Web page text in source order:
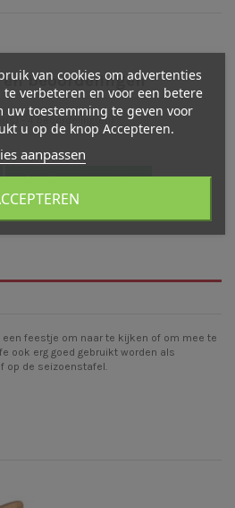
beoordelingen
beoordeling(en)
Schrijf een beoordeling
feestje om naar te kijken of om mee te
ook erg goed gebruikt worden als
op de seizoenstafel.
van cookies om advertenties
verbeteren en voor een betere
toestemming te geven voor
u op de knop Accepteren.
aanpassen